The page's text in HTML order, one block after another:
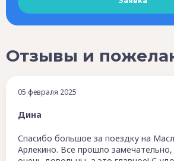
Отзывы и
05 февраля 2025
Дина
Спасибо большое за поездку на
Арлекино. Все прошло